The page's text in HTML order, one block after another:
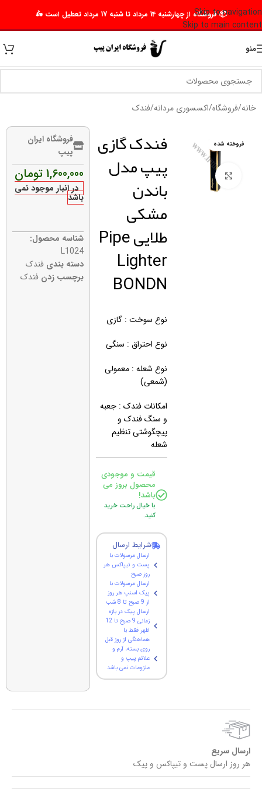
Skip to navigation
Skip to main content
📦 فروشگاه از چهارشنبه 14 مرداد تا شنبه 17 مرداد تعطیل است 🛵
منو
خانه/فروشگاه/اکسسوری مردانه/فندک
فروخته شده
برای بزرگنمایی کلیک کنید
فندک گازی
پیپ مدل
باندن
مشکی
طلایی Pipe
Lighter
BONDN
نوع سوخت : گازی
نوع احتراق : سنگی
نوع شعله : معمولی
(شمعی)
امکانات فندک : جعبه
و سنگ فندک و
پیچگوشتی تنظیم
شعله
قیمت و موجودی
محصول بروز می
باشد!
با خیال راحت خرید
کنید.
شرایط ارسال
ارسال مرسولات با
پست و تیپاکس هر
روز صبح
ارسال مرسولات با
پیک اسنپ هر روز
از 9 صبح تا 8 شب
ارسال پیک در بازه
زمانی 9 صبح تا 12
ظهر فقط با
هماهنگی از روز قبل
روی بسته، آرم و
علائم پیپ و
ملزومات نمی باشد
فروشگاه ایران
پیپ
1,600,000 تومان
در انبار موجود نمی
باشد
شناسه محصول:
L1024
دسته بندی فندک
برچسب زدن فندک
ارسال سریع
هر روز ارسال پست و تیپاکس و پیک